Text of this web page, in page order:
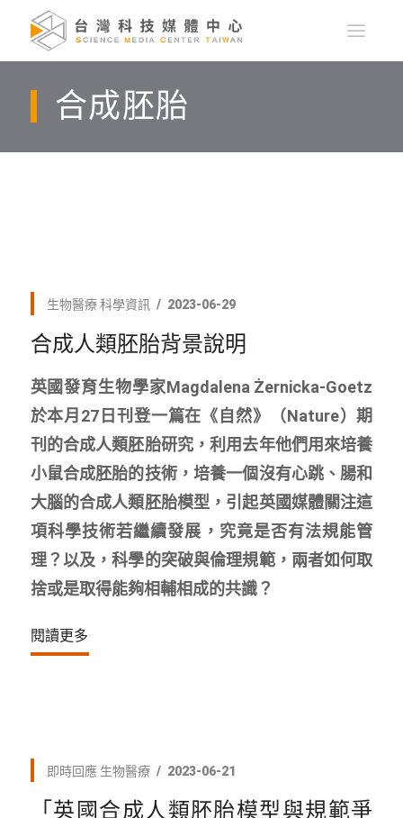
合成胚胎
生物醫療 科學資訊 2023-06-29
合成人類胚胎背景說明
英國發育生物學家Magdalena Żernicka-Goetz
於本月27日刊登一篇在《自然》（Nature）期
刊的合成人類胚胎研究，利用去年他們用來培養
小鼠合成胚胎的技術，培養一個沒有心跳、腸和
大腦的合成人類胚胎模型，引起英國媒體關注這
項科學技術若繼續發展，究竟是否有法規能管
理？以及，科學的突破與倫理規範，兩者如何取
捨或是取得能夠相輔相成的共識？
閱讀更多
即時回應 生物醫療 2023-06-21
「英國合成人類胚胎模型與規範爭